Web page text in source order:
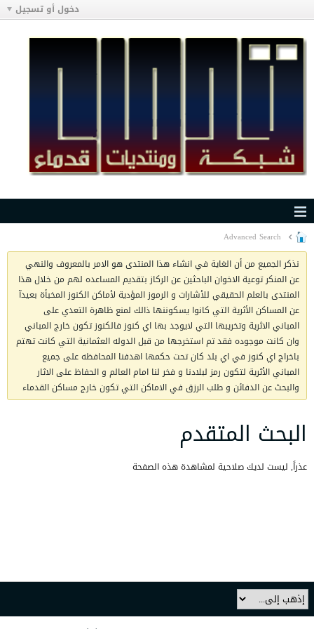
دخول أو تسجيل
نذكر الجميع من أن الغاية في انشاء هذا المنتدى هو الامر بالمعروف والنهي
عن المنكر توعية الاخوان الباحثين عن الركاز بتقديم المساعده لهم من خلال هذا
المنتدى بالعلم الحقيقي للأشارات و الرموز المؤدية لأماكن الكنوز المخبأة بعيدآ
عن المساكن الأثرية التي كانوا يسكوننها ذالك لمنع ظاهرة التعدي على
المباني الاثرية وتخريبها التي لايوجد بها اي كنوز فالكنوز تكون خارج المباني
وان كانت موجوده فقد تم استخرجها من قبل الدوله العثمانية التي كانت تهتم
باخراج اي كنوز في اي بلد كان تحت حكمها اهدفنا المحافظه على جميع
المباني الأثرية لتكون رمز لبلادنا و فخر لنا امام العالم و الحفاظ على الاثار
والبحث عن الدفائن و طلب الرزق في الاماكن التي تكون خارج مساكن القدماء
البحث المتقدم
عذراً, ليست لديك صلاحية لمشاهدة هذه الصفحة